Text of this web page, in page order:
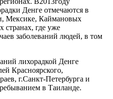
Денге отмечаются в
Мексике, Каймановых
странах, где уже
заболеваний людей, в том
лихорадкой Денге
Красноярского,
г.Санкт-Петербурга и
в Таиланде.